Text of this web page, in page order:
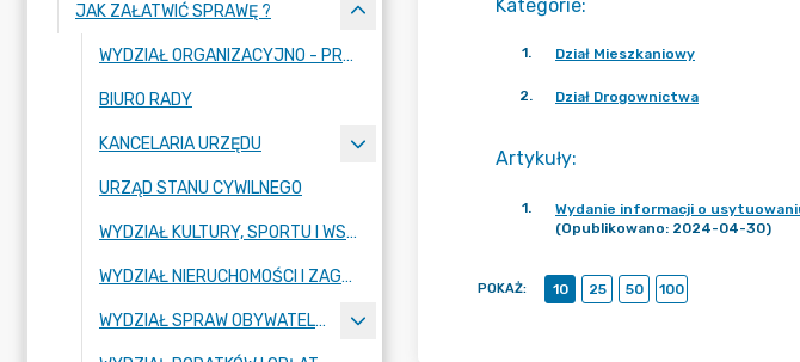
JAK ZAŁATWIĆ SPRAWĘ ?
WYDZIAŁ ORGANIZACYJNO - PRAWNY
BIURO RADY
KANCELARIA URZĘDU
URZĄD STANU CYWILNEGO
WYDZIAŁ KULTURY, SPORTU I WSPÓŁPRACY MIĘDZYNARODOWEJ
WYDZIAŁ NIERUCHOMOŚCI I ZAGOSPODAROWANIA PRZESTRZENNEGO
WYDZIAŁ SPRAW OBYWATELSKICH
Kategorie:
1. Dział Mieszkaniowy
2. Dział Drogownictwa
Artykuły:
1.
Wydanie informacji o
(Opublikowano: 2024-04-30)
POKAŻ: 10 25 50 100